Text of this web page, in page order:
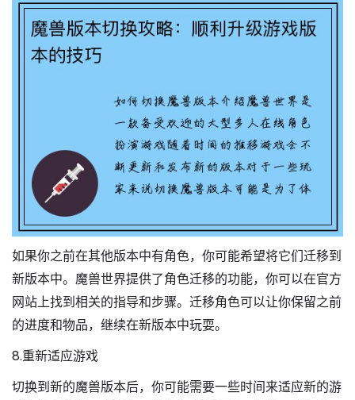
如果你之前在其他版本中有角色，你可能希望将它们迁移到
新版本中。魔兽世界提供了角色迁移的功能，你可以在官方
网站上找到相关的指导和步骤。迁移角色可以让你保留之前
的进度和物品，继续在新版本中玩耍。
8.重新适应游戏
切换到新的魔兽版本后，你可能需要一些时间来适应新的游